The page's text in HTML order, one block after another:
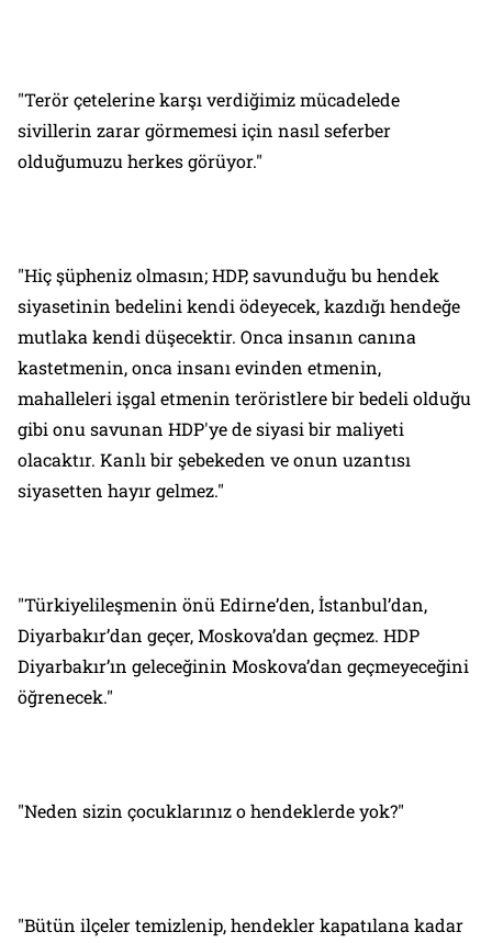
"Terör çetelerine karşı verdiğimiz mücadelede
sivillerin zarar görmemesi için nasıl seferber
olduğumuzu herkes görüyor."
"Hiç şüpheniz olmasın; HDP, savunduğu bu hendek
siyasetinin bedelini kendi ödeyecek, kazdığı hendeğe
mutlaka kendi düşecektir. Onca insanın canına
kastetmenin, onca insanı evinden etmenin,
mahalleleri işgal etmenin teröristlere bir bedeli olduğu
gibi onu savunan HDP'ye de siyasi bir maliyeti
olacaktır. Kanlı bir şebekeden ve onun uzantısı
siyasetten hayır gelmez."
"Türkiyelileşmenin önü Edirne’den, İstanbul’dan,
Diyarbakır’dan geçer, Moskova’dan geçmez. HDP
Diyarbakır’ın geleceğinin Moskova’dan geçmeyeceğini
öğrenecek."
"Neden sizin çocuklarınız o hendeklerde yok?"
"Bütün ilçeler temizlenip, hendekler kapatılana kadar